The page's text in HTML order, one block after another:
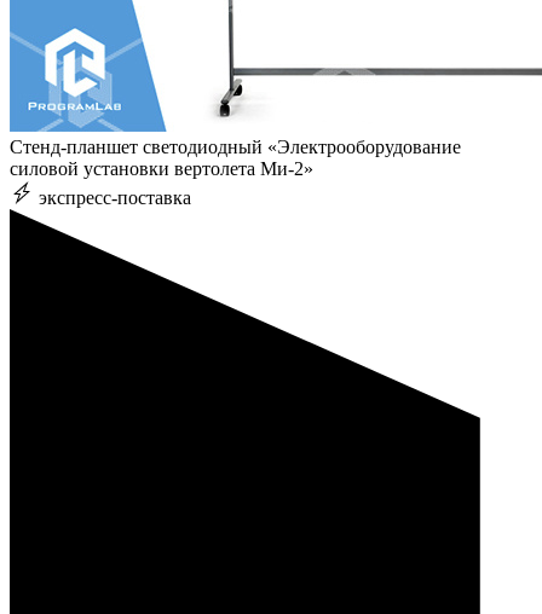
Стенд-планшет светодиодный «Электрооборудование
силовой установки вертолета Ми-2»
экспресс-поставка